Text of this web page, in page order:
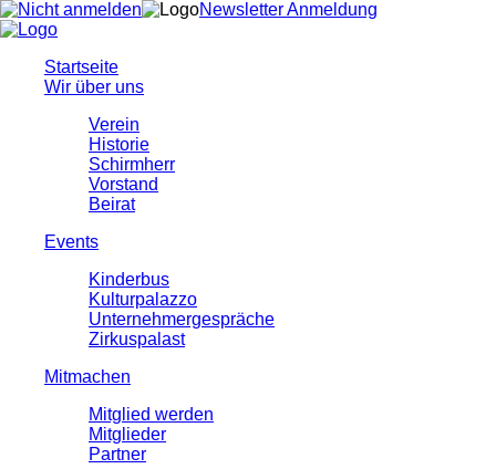
Newsletter Anmeldung
Startseite
Wir über uns
Verein
Historie
Schirmherr
Vorstand
Beirat
Events
Kinderbus
Kulturpalazzo
Unternehmergespräche
Zirkuspalast
Mitmachen
Mitglied werden
Mitglieder
Partner